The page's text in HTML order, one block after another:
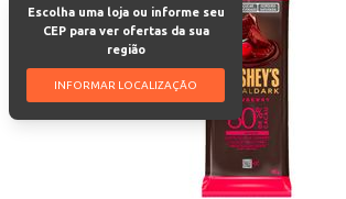
Escolha uma loja ou informe seu
CEP para ver ofertas da sua
região
INFORMAR LOCALIZAÇÃO